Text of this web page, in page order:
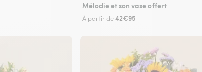
Mélodie et son vase offert
À partir de42€95